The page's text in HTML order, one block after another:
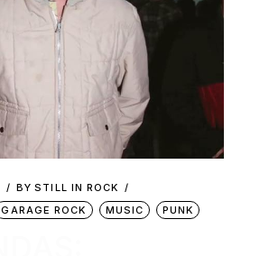
BY STILL IN ROCK
GARAGE ROCK MUSIC PUNK